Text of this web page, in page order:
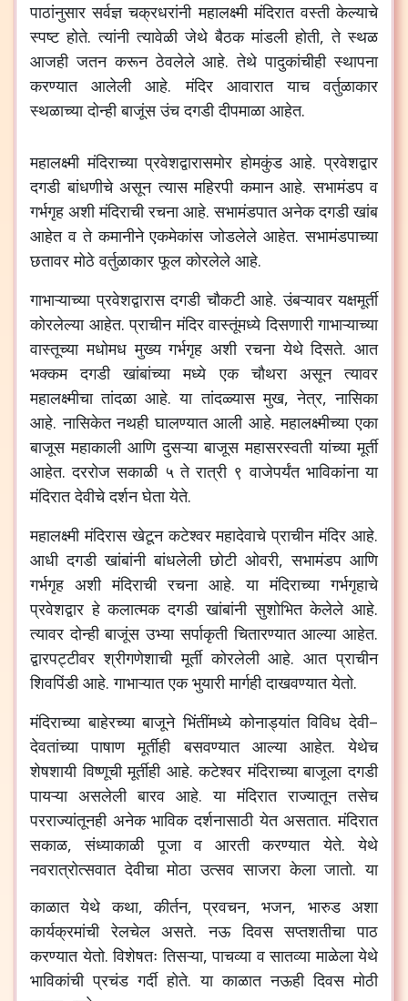
पाठांनुसार सर्वज्ञ चक्रधरांनी महालक्ष्मी मंदिरात वस्ती केल्याचे
स्पष्ट होते.त्यांनी त्यावेळी जेथे बैठक मांडली होती,ते स्थळ
आजही जतन करून ठेवलेले आहे.तेथे पादुकांचीही स्थापना
करण्यात
आलेली आहे.मंदिर आवारात याच
वर्तुळाकार
स्थळाच्या दोन्ही बाजूंस उंच दगडी दीपमाळा आहेत.
महालक्ष्मी मंदिराच्या प्रवेशद्वारासमोर होमकुंड आहे.प्रवेशद्वार
दगडी बांधणीचे असून त्यास महिरपी कमान आहे.सभामंडप व
गर्भगृह अशी मंदिराची रचना आहे.सभामंडपात अनेक दगडी खांब
आहेत व ते कमानीने एकमेकांस जोडलेले आहेत.सभामंडपाच्या
छतावर मोठे वर्तुळाकार फूल कोरलेले आहे.
गाभाऱ्याच्या प्रवेशद्वारास दगडी चौकटी आहे.उंबऱ्यावर यक्षमूर्ती
कोरलेल्या आहेत.प्राचीन मंदिर वास्तूंमध्ये दिसणारी गाभाऱ्याच्या
वास्तूच्या मधोमध मुख्य गर्भगृह अशी रचना येथे दिसते. आत
भक्कम दगडी खांबांच्या मध्ये एक चौथरा असून त्यावर
महालक्ष्मीचा तांदळा आहे.या तांदळ्यास मुख,नेत्र,नासिका
आहे.नासिकेत नथही घालण्यात आली आहे.महालक्ष्मीच्या एका
बाजूस महाकाली आणि दुसऱ्या बाजूस महासरस्वती यांच्या मूर्ती
आहेत.दररोज सकाळी ५ ते रात्री ९ वाजेपर्यंत भाविकांना या
मंदिरात देवीचे दर्शन घेता येते.
महालक्ष्मी मंदिरास खेटून कटेश्वर महादेवाचे प्राचीन मंदिर आहे.
आधी दगडी खांबांनी बांधलेली छोटी ओवरी,सभामंडप आणि
गर्भगृह अशी मंदिराची रचना आहे.या मंदिराच्या गर्भगृहाचे
प्रवेशद्वार हे कलात्मक दगडी खांबांनी सुशोभित केलेले आहे.
त्यावर दोन्ही बाजूंस उभ्या सर्पाकृती चितारण्यात आल्या आहेत.
द्वारपट्टीवर श्रीगणेशाची मूर्ती कोरलेली आहे.आत प्राचीन
शिवपिंडी आहे.गाभाऱ्यात एक भुयारी मार्गही दाखवण्यात येतो.
मंदिराच्या बाहेरच्या बाजूने भिंतींमध्ये कोनाड्यांत विविध देवी–
देवतांच्या पाषाण मूर्तीही बसवण्यात आल्या आहेत.येथेच
शेषशायी विष्णूची मूर्तीही आहे.कटेश्वर मंदिराच्या बाजूला दगडी
पायऱ्या असलेली बारव आहे.या मंदिरात राज्यातून तसेच
परराज्यांतूनही अनेक भाविक दर्शनासाठी येत असतात.मंदिरात
सकाळ,संध्याकाळी पूजा व आरती करण्यात येते.येथे
नवरात्रोत्सवात देवीचा मोठा उत्सव साजरा केला जातो. या
काळात येथे कथा,कीर्तन,प्रवचन,भजन, भारुड अशा
कार्यक्रमांची रेलचेल असते.नऊ दिवस सप्तशतीचा पाठ
करण्यात येतो.विशेषतः तिसऱ्या,पाचव्या व सातव्या माळेला येथे
भाविकांची प्रचंड गर्दी होते.या काळात नऊही दिवस मोठी